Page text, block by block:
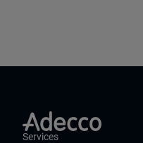
Services